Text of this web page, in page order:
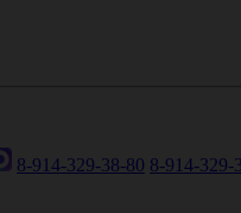
8-914-329-38-80 8-914-329-